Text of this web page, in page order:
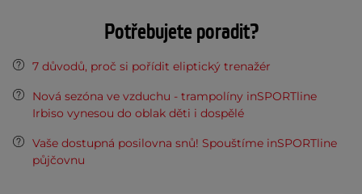
Potřebujete poradit?
7 důvodů, proč si pořídit eliptický trenažér
Nová sezóna ve vzduchu - trampolíny inSPORTline
Irbiso vynesou do oblak děti i dospělé
Vaše dostupná posilovna snů! Spouštíme inSPORTline
půjčovnu